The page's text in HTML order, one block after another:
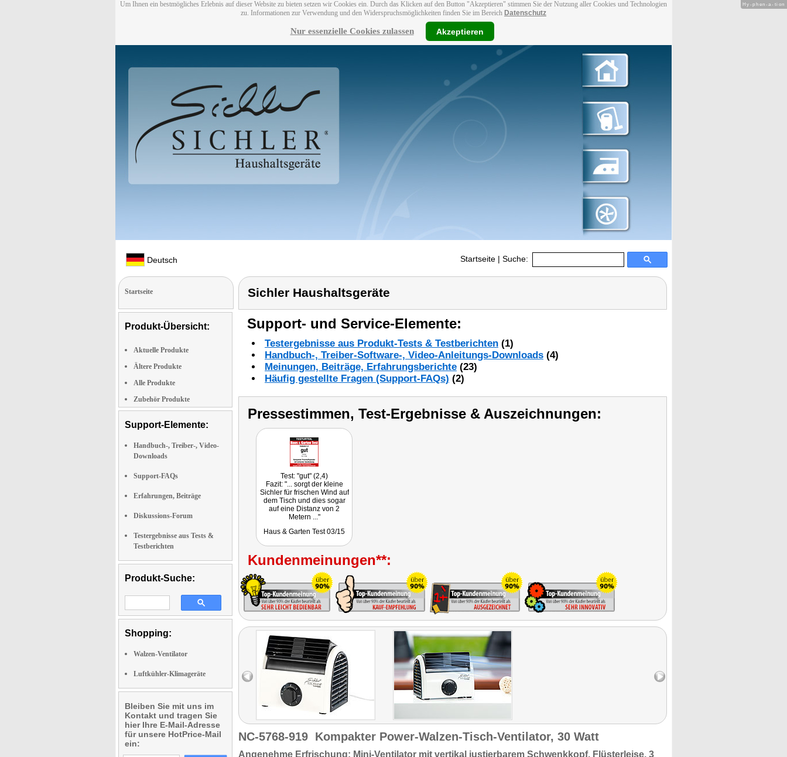
Um Ihnen ein bestmögliches Erlebnis auf dieser Website zu bieten setzen wir Cookies ein. Durch das Klicken auf den Button "Akzeptieren" stimmen Sie der Nutzung aller Cookies und Technologien
zu. Informationen zur Verwendung und den Widerspruchsmöglichkeiten finden Sie im Bereich Datenschutz
Nur essenzielle Cookies zulassen Akzeptieren
Deutsch Startseite | Suche:
Startseite
Produkt-Übersicht:
Aktuelle Produkte
Ältere Produkte
Alle Produkte
Zubehör Produkte
Support-Elemente:
Handbuch-, Treiber-, Video-
Downloads
Support-FAQs
Erfahrungen, Beiträge
Diskussions-Forum
Testergebnisse aus Tests &
Testberichten
Produkt-Suche:
Shopping:
Walzen-Ventilator
Luftkühler-Klimageräte
Bleiben Sie mit uns im
Kontakt und tragen Sie
hier Ihre E-Mail-Adresse
für unsere HotPrice-Mail
ein:
Sichler Haushaltsgeräte
Support- und Service-Elemente:
Testergebnisse aus Produkt-Tests & Testberichten (1)
Handbuch-, Treiber-Software-, Video-Anleitungs-Downloads (4)
Meinungen, Beiträge, Erfahrungsberichte (23)
Häufig gestellte Fragen (Support-FAQs) (2)
Pressestimmen, Test-Ergebnisse & Auszeichnungen:
Test: "gut" (2,4)
Fazit: "... sorgt der kleine
Sichler für frischen Wind auf
dem Tisch und dies sogar
auf eine Distanz von 2
Metern ..."
Haus & Garten Test 03/15
Kundenmeinungen**:
NC-5768-919 Kompakter Power-Walzen-Tisch-Ventilator, 30 Watt
Angenehme Erfrischung: Mini-Ventilator mit vertikal justierbarem Schwenkkopf. Flüsterleise, 3
Hy-phen-a-tion